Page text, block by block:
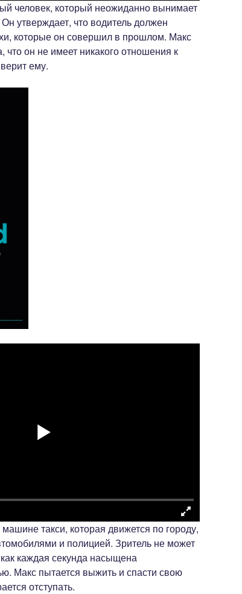
человек, который неожиданно вынимает
утверждает, что водитель должен
которые он совершил в прошлом. Макс
что он не имеет никакого отношения к
ему.
такси, которая движется по городу,
и полицией. Зритель не может
каждая секунда насыщена
Макс пытается выжить и спасти свою
отступать.